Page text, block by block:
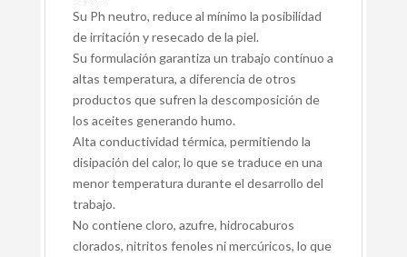
Su Ph neutro, reduce al mínimo la posibilidad
de irritación y resecado de la piel.
Su formulación garantiza un trabajo contínuo a
altas temperatura, a diferencia de otros
productos que sufren la descomposición de
los aceites generando humo.
Alta conductividad térmica, permitiendo la
disipación del calor, lo que se traduce en una
menor temperatura durante el desarrollo del
trabajo.
No contiene cloro, azufre, hidrocaburos
clorados, nitritos fenoles ni mercúricos, lo que